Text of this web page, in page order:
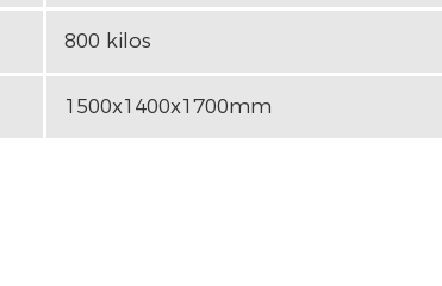
800 kilos
1500x1400x1700mm